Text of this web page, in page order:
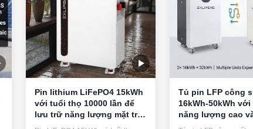
Pin lithium LiFePO4 15kWh
với tuổi thọ 10000 lần để
lưu trữ năng lượng mặt trời
trên lưới điện lai
Tủ pin LFP công
16kWh-50kWh với
năng lượng cao
đời dài cho lưu